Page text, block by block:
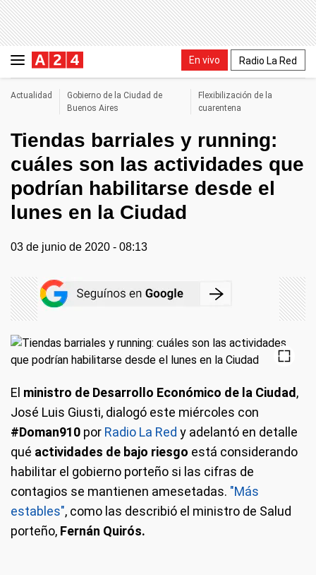
En vivo Radio La Red
Actualidad
Gobierno de la Ciudad de
Buenos Aires
Flexibilización de la
cuarentena
Tiendas barriales y running:
cuáles son las actividades que
podrían habilitarse desde el
lunes en la Ciudad
03 de junio de 2020 - 08:13
El ministro de Desarrollo Económico de la Ciudad ,
José Luis Giusti, dialogó este miércoles con
#Doman910 por Radio La Red y adelantó en detalle
qué actividades de bajo riesgo está considerando
habilitar el gobierno porteño si las cifras de
contagios se mantienen amesetadas. "Más
estables", como las describió el ministro de Salud
porteño, Fernán Quirós.